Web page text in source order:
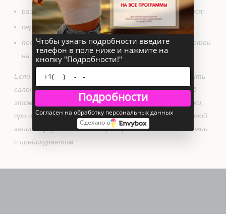
разница в денежном эквиваленте не выплачивается;
сертификат возврату не подлежит;
подарочный сертификат не может быть приобретен
на акционные программы и процедуры.
Если по каким-либо причинам Вы не можете посетить
салон в назначенное время, просим Вас сообщить об
этом администратору салона не менее чем за сутки,
при отмене менее чем за сутки, услуги по оговоренной
записи будут списаны с сертификата в соответствии
с прейскурантом.
Чтобы узнать подробности введите
телефон в поле ниже и нажмите на
кнопку "Подробности!"
Подробности
Согласен на обработку персональных данных
Сделано в